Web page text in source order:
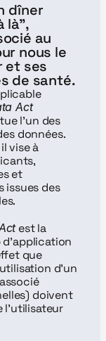
dîner
là",
au
nous le
et ses
de santé.
Act
l’un des
données.
vise à
et
issues des
est la
que
d’un
doivent
l’utilisateur